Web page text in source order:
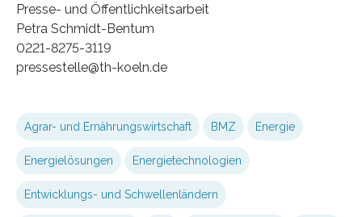
Presse- und Öffentlichkeitsarbeit
Petra Schmidt-Bentum
0221-8275-3119
pressestelle@th-koeln.de
Agrar- und Ernährungswirtschaft BMZ Energie
Energielösungen Energietechnologien
Entwicklungs- und Schwellenländern